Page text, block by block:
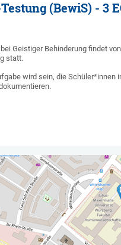
(BewiS) - 3
Geistiger Behinderung findet
statt.
wird sein, die Schüler*innen